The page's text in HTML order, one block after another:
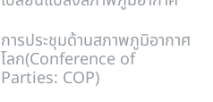
การประชุมด้านสภาพภูมิอากาศ
โลก(Conference of
Parties: COP)